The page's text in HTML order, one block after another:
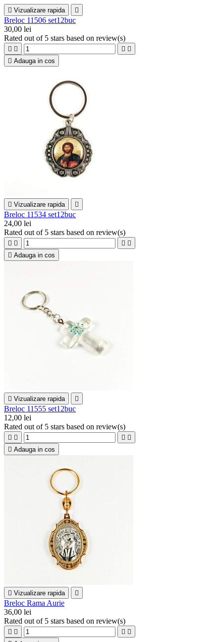
 Vizualizare rapida 
Breloc 11506 set12buc
30,00 lei
Rated out of 5 stars based on review(s)
   
 Adauga in cos
 Vizualizare rapida 
Breloc 11534 set12buc
24,00 lei
Rated out of 5 stars based on review(s)
   
 Adauga in cos
 Vizualizare rapida 
Breloc 11555 set12buc
12,00 lei
Rated out of 5 stars based on review(s)
   
 Adauga in cos
 Vizualizare rapida 
Breloc Rama Aurie
36,00 lei
Rated out of 5 stars based on review(s)
   